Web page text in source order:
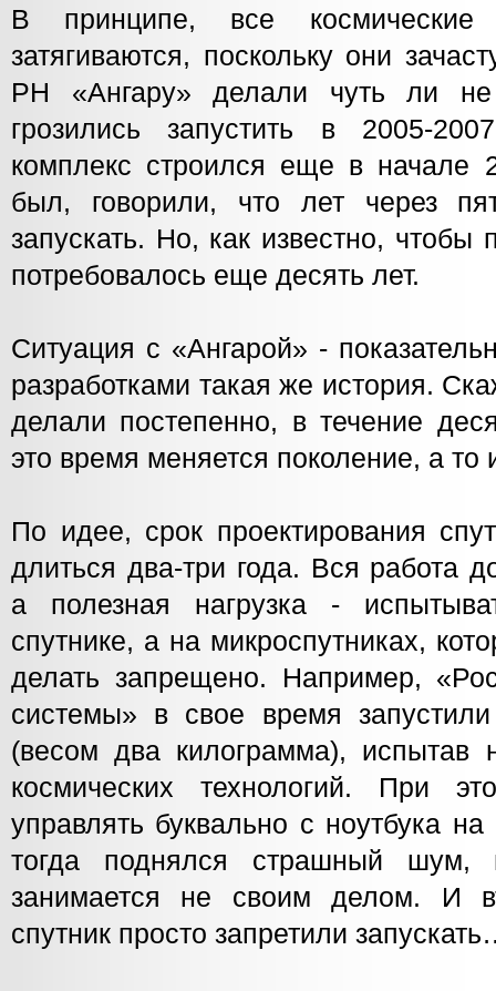
В принципе, все
затягиваются, поскольку они
РН «Ангару» делали чуть ли
грозились запустить в 2005-
комплекс строился еще в начале
был, говорили, что лет через
запускать. Но, как известно,
потребовалось еще десять лет.
Ситуация с «Ангарой» -
разработками такая же история.
делали постепенно, в течение
это время меняется поколение, а то
По идее, срок проектирования
длиться два-три года. Вся работа
а полезная нагрузка -
спутнике, а на микроспутниках,
делать запрещено. Например,
системы» в свое время
(весом два килограмма), испытав
космических технологий. При
управлять буквально с ноутбука
тогда поднялся страшный
занимается не своим делом. И
спутник просто запретили